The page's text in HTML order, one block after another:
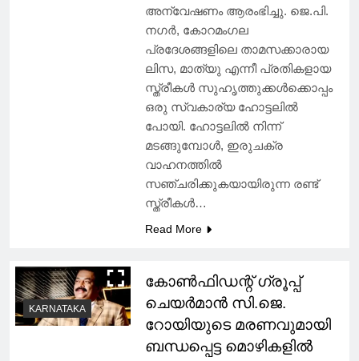
അന്വേഷണം ആരംഭിച്ചു. ജെ.പി.
നഗർ, കോറമംഗല
പ്രദേശങ്ങളിലെ താമസക്കാരായ
ലിസ, മാത്യു എന്നീ പ്രതികളായ
സ്ത്രീകൾ സുഹൃത്തുക്കൾക്കൊപ്പം
ഒരു സ്വകാര്യ ഹോട്ടലിൽ
പോയി. ഹോട്ടലിൽ നിന്ന്
മടങ്ങുമ്പോൾ, ഇരുചക്ര
വാഹനത്തിൽ
സഞ്ചരിക്കുകയായിരുന്ന രണ്ട്
സ്ത്രീകൾ…
Read More
KARNATAKA
കോൺഫിഡന്റ് ഗ്രൂപ്പ്
ചെയർമാൻ സി.ജെ.
റോയിയുടെ മരണവുമായി
ബന്ധപ്പെട്ട മൊഴികളിൽ